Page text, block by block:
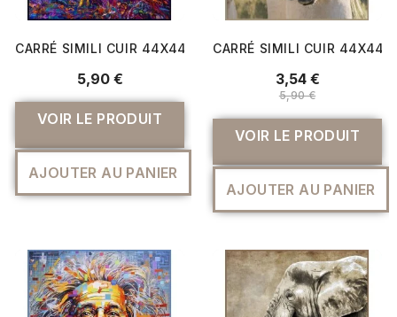
CARRÉ SIMILI CUIR 44X44 CM COQ
5,90 €
VOIR LE PRODUIT
AJOUTER AU PANIER
CARRÉ SIMILI CUIR 44X44
3,54 €
5,90 €
VOIR LE PRODUIT
AJOUTER AU PANIER